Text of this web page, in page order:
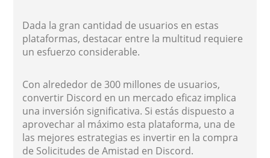
Dada la gran cantidad de usuarios en estas
plataformas, destacar entre la multitud requiere
un esfuerzo considerable.
Con alrededor de 300 millones de usuarios,
convertir Discord en un mercado eficaz implica
una inversión significativa. Si estás dispuesto a
aprovechar al máximo esta plataforma, una de
las mejores estrategias es invertir en la compra
de Solicitudes de Amistad en Discord.